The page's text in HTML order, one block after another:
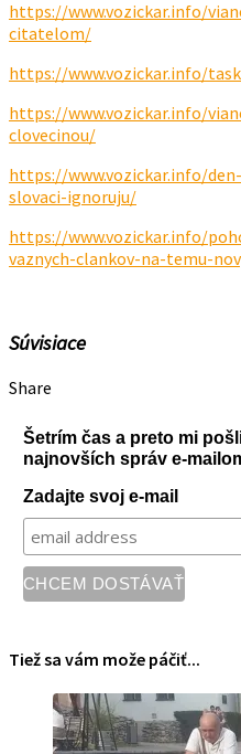
https://www.vozickar.info/
citatelom/
https://www.vozickar.info/
https://www.vozickar.info/
clovecinou/
https://www.vozickar.info/
slovaci-ignoruju/
https://www.vozickar.info/
vaznych-clankov-na-temu-
Súvisiace
Share
Šetrím čas a preto mi
najnovších správ e-
Zadajte svoj e-mail
Tiež sa vám može páčiť...